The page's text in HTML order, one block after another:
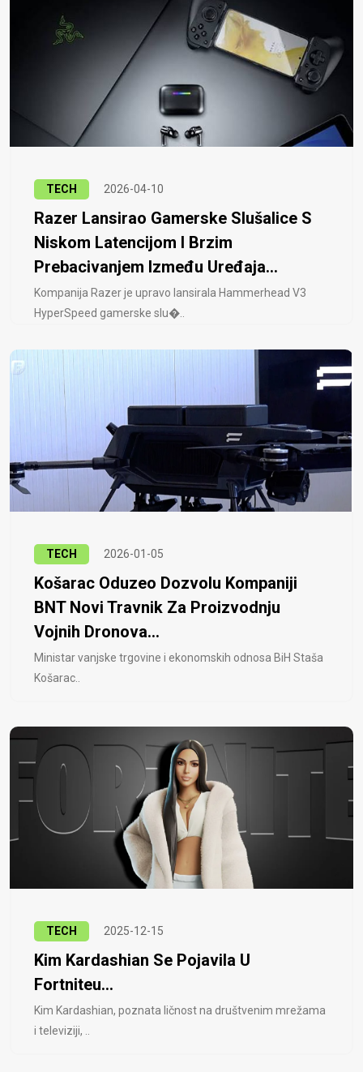
TECH 2026-04-10
Razer Lansirao Gamerske Slušalice S
Niskom Latencijom I Brzim
Prebacivanjem Između Uređaja...
Kompanija Razer je upravo lansirala Hammerhead V3
HyperSpeed ​​gamerske slu�..
TECH 2026-01-05
Košarac Oduzeo Dozvolu Kompaniji
BNT Novi Travnik Za Proizvodnju
Vojnih Dronova...
Ministar vanjske trgovine i ekonomskih odnosa BiH Staša
Košarac..
TECH 2025-12-15
Kim Kardashian Se Pojavila U
Fortniteu...
Kim Kardashian, poznata ličnost na društvenim mrežama
i televiziji, ..